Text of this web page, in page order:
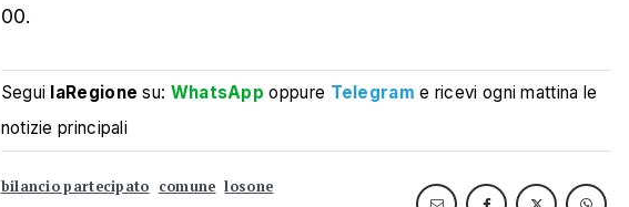
00.
Segui laRegione su: WhatsApp oppure Telegram e ricevi ogni mattina le
notizie principali
bilancio partecipato comune losone